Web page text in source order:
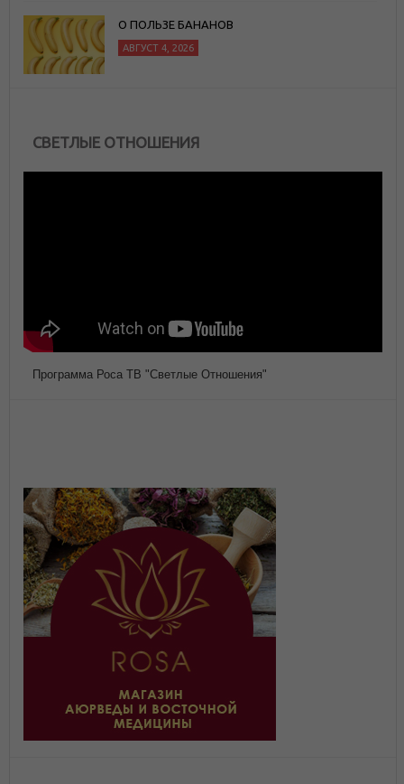
О ПОЛЬЗЕ БАНАНОВ
АВГУСТ 4, 2026
СВЕТЛЫЕ ОТНОШЕНИЯ
Программа Роса ТВ "Светлые Отношения"